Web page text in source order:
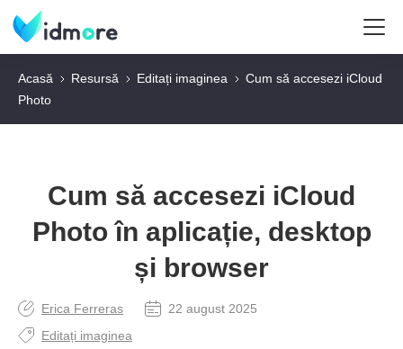
Acasă Resursă Editați imaginea
Cum să accesezi iCloud
Photo
Cum să accesezi iCloud
Photo în aplicație, desktop
și browser
Erica Ferreras
22 august 2025
Editați imaginea